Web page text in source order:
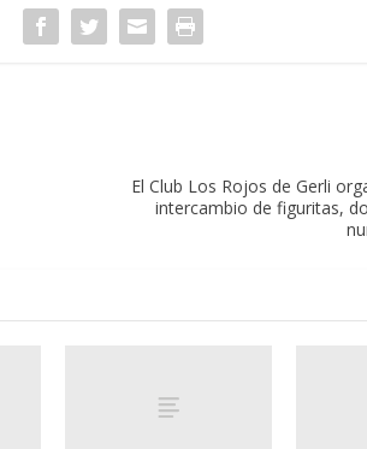
El Club Los Rojos de Gerli
intercambio de figuritas,